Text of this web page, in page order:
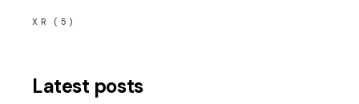
XR (5)
Latest posts